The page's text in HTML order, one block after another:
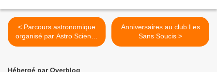
< Parcours astronomique
organisé par Astro Science
Nord Ardèche (ASNA)
Anniversaires au club Les
Sans Soucis >
Hébergé par Overblog